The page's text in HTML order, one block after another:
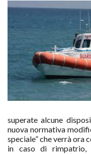
superate alcune
nuova normativa
speciale” che verrà ora
in caso di